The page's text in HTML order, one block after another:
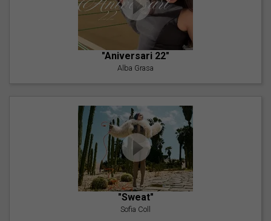
"Aniversari 22"
Alba Grasa
"Sweat"
Sofia Coll